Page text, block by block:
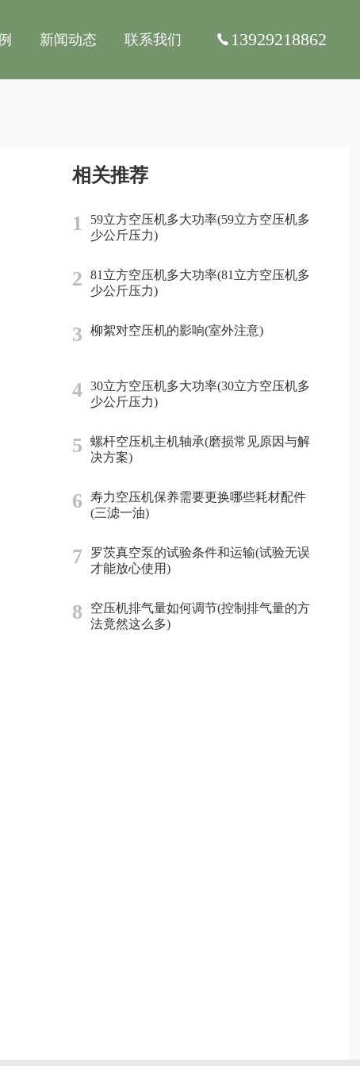
新闻动态 联系我们 13929218862
相关推荐
1
59立方空压机多大功率(59立方空压机多
少公斤压力)
2
81立方空压机多大功率(81立方空压机多
少公斤压力)
3 柳絮对空压机的影响(室外注意)
4
30立方空压机多大功率(30立方空压机多
少公斤压力)
5
螺杆空压机主机轴承(磨损常见原因与解
决方案)
6
寿力空压机保养需要更换哪些耗材配件
(三滤一油)
7
罗茨真空泵的试验条件和运输(试验无误
才能放心使用)
8
空压机排气量如何调节(控制排气量的方
法竟然这么多)